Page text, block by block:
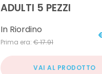
ADULTI 5 PEZZI
In Riordino
Prima era: €17.91
VAI AL PRODOTTO